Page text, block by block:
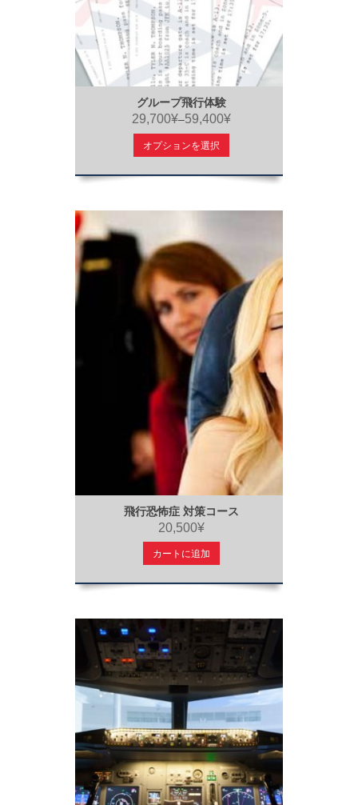
グループ飛行体験
29,700¥–59,400¥
オプションを選択
飛行恐怖症 対策コース
20,500¥
カートに追加